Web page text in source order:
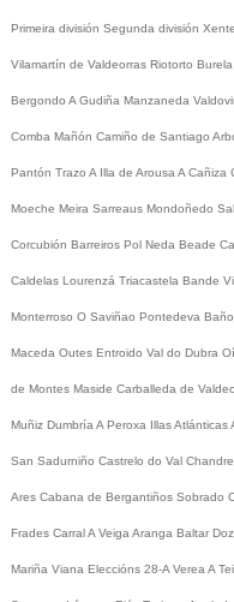
Primeira división Segunda división Xente
Vilamartín de Valdeorras Riotorto Burela
Bergondo A Gudiña Manzaneda
Comba Mañón Camiño de Santiago
Pantón Trazo A Illa de Arousa A Cañiza
Moeche Meira Sarreaus Mondoñedo
Corcubión Barreiros Pol Neda Beade
Caldelas Lourenzá Triacastela Bande
Monterroso O Saviñao Pontedeva
Maceda Outes Entroido Val do Dubra
de Montes Maside Carballeda de
Muñiz Dumbría A Peroxa Illas Atlánticas
San Sadurniño Castrelo do Val
Ares Cabana de Bergantiños Sobrado
Frades CarralA Veiga Aranga Baltar
Mariña Viana Eleccións 28-A Verea A